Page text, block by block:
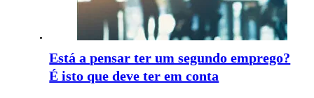
Está a pensar ter um segundo emprego?
É isto que deve ter em conta